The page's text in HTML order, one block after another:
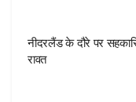
नीदरलैंड के दौरे पर
रावत